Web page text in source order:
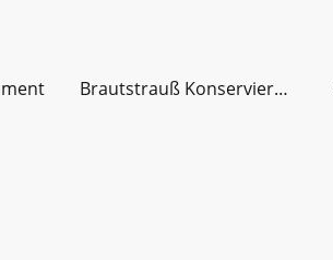
Brautstrauß Konservierung